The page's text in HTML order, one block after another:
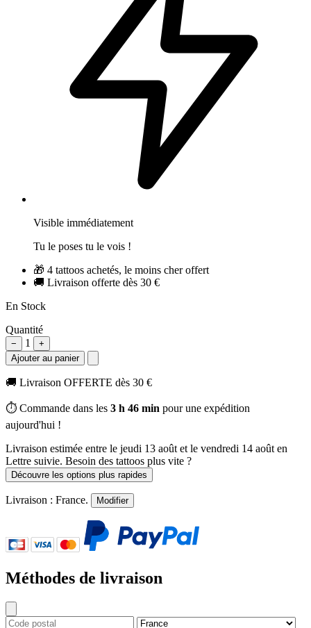
Visible immédiatement
Tu le poses tu le vois !
🎁 4 tattoos achetés, le moins cher offert
🚚 Livraison offerte dès 30 €
En Stock
Quantité
− 1
+
Ajouter au panier
🚚 Livraison OFFERTE dès 30 €
⏱️ Commande dans les 3 h 46 min pour une expédition
aujourd'hui !
Livraison estimée entre le jeudi 13 août et le vendredi 14 août en
Lettre suivie. Besoin des tattoos plus vite ?
Découvre les options plus rapides
Livraison : France. Modifier
Méthodes de livraison